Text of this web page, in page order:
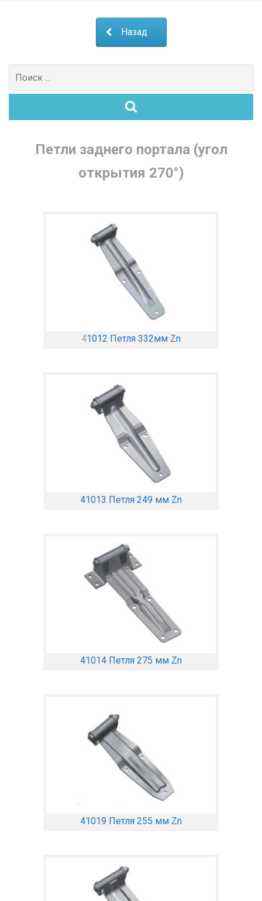
Назад
Поиск
для:
Петли заднего портала (угол
открытия 270°)
41012 Петля 332мм Zn
41013 Петля 249 мм Zn
41014 Петля 275 мм Zn
41019 Петля 255 мм Zn